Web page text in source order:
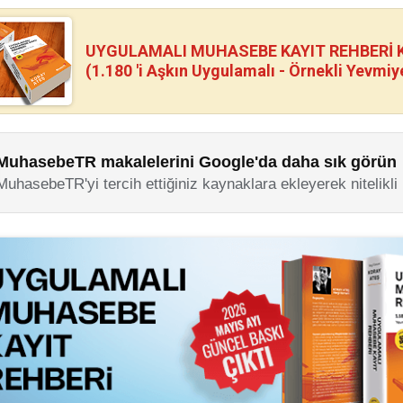
UYGULAMALI MUHASEBE KAYIT REHBERİ
(1.180 'i Aşkın Uygulamalı - Örnekli
makalelerini Google'da daha sık görün
tercih ettiğiniz kaynaklara ekleyerek nitelikli